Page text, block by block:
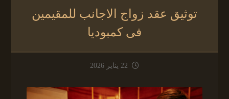
توثيق عقد زواج الاجانب للمقيمين
فى كمبوديا
22 يناير 2026